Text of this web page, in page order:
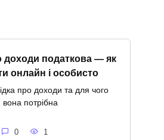
доходи податкова — як
онлайн і особисто
про доходи та для чого
вона потрібна
0 1